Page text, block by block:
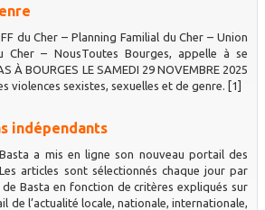
du Cher – Planning Familial du Cher – Union
Cher – NousToutes Bourges, appelle à se
À BOURGES LE SAMEDI 29 NOVEMBRE 2025
violences sexistes, sexuelles et de genre. [1]
indépendants
a mis en ligne son nouveau portail des
articles sont sélectionnés chaque jour par
de Basta en fonction de critères expliqués sur
de l’actualité locale, nationale, internationale,